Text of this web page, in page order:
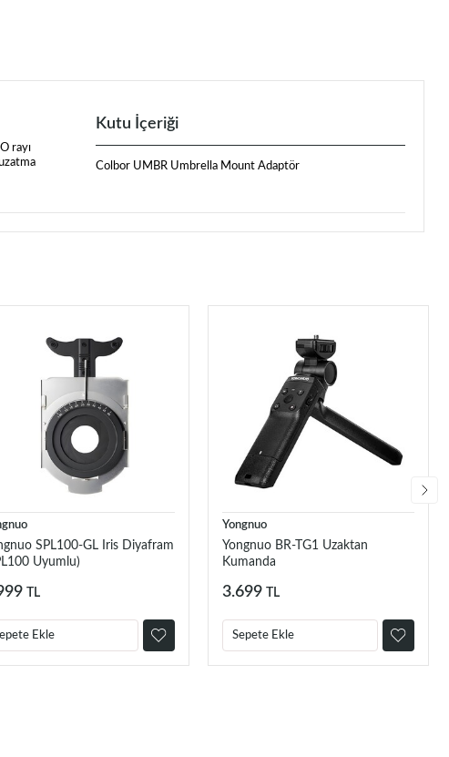
rayı
Kutu İçeriği
Colbor UMBR Umbrella Mount Adaptör
SPL100-GL Iris Diyafram
Uyumlu)
TL
Ekle
Yongnuo
Yongnuo BR-TG1 Uzaktan
Kumanda
3.699 TL
Sepete Ekle